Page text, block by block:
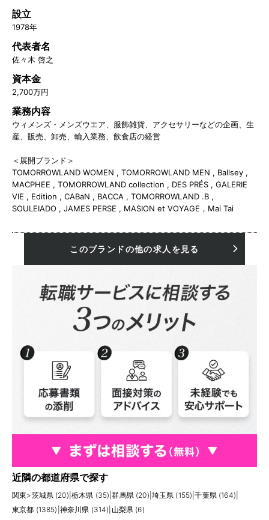
設立
1978年
代表者名
佐々木 啓之
資本金
2,700万円
業務内容
ウィメンズ・メンズウエア、服飾雑貨、アクセサリーなどの企画、生
産、販売、卸売、輸入業務、飲食店の経営
＜展開ブランド＞
TOMORROWLAND WOMEN , TOMORROWLAND MEN , Ballsey ,
MACPHEE , TOMORROWLAND collection , DES PRÉS , GALERIE
VIE , Edition , CABaN , BACCA , TOMORROWLAND .B ,
SOULEIADO , JAMES PERSE , MASION et VOYAGE，Mai Tai
このブランドの他の求人を見る
近隣の都道府県で探す
関東>茨城県 (20) 栃木県 (35) |群馬県 (20) 埼玉県 (155) |千葉県 (164)
東京都 (1385) 神奈川県 (314) 山梨県 (6)